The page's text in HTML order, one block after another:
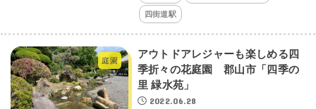
四街道駅
庭園
アウトドアレジャーも楽しめる四
季折々の花庭園 郡山市「四季の
里 緑水苑」
2022.06.28